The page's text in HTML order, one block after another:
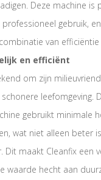
Deze machine is
gebruik,
van
en efficiënt
om zijn
leefomgeving.
gebruikt minimale
wat niet alleen beter
Dit maakt Cleanfix een
waarde hecht aan